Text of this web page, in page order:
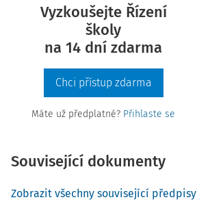
Vyzkoušejte Řízení
školy
na 14 dní zdarma
Chci přístup zdarma
Máte už předplatné? Přihlaste se
Související dokumenty
Zobrazit všechny související předpisy